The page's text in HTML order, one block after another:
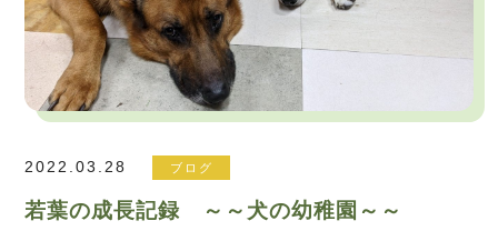
2022.03.28 ブログ
若葉の成長記録 ～～犬の幼稚園～～